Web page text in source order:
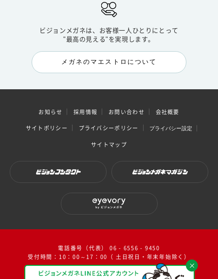
ビジョンメガネは、お客様一人ひとりにとって
"最高の見える"を実現します。
メガネのマエストロについて
お知らせ 採用情報 お問い合わせ 会社概要
サイトポリシー プライバシーポリシー プライバシー設定
サイトマップ
電話番号（代表） 06 - 6556 - 9450
受付時間：10：00～17：00（ 土日祝日・年末年始除く）